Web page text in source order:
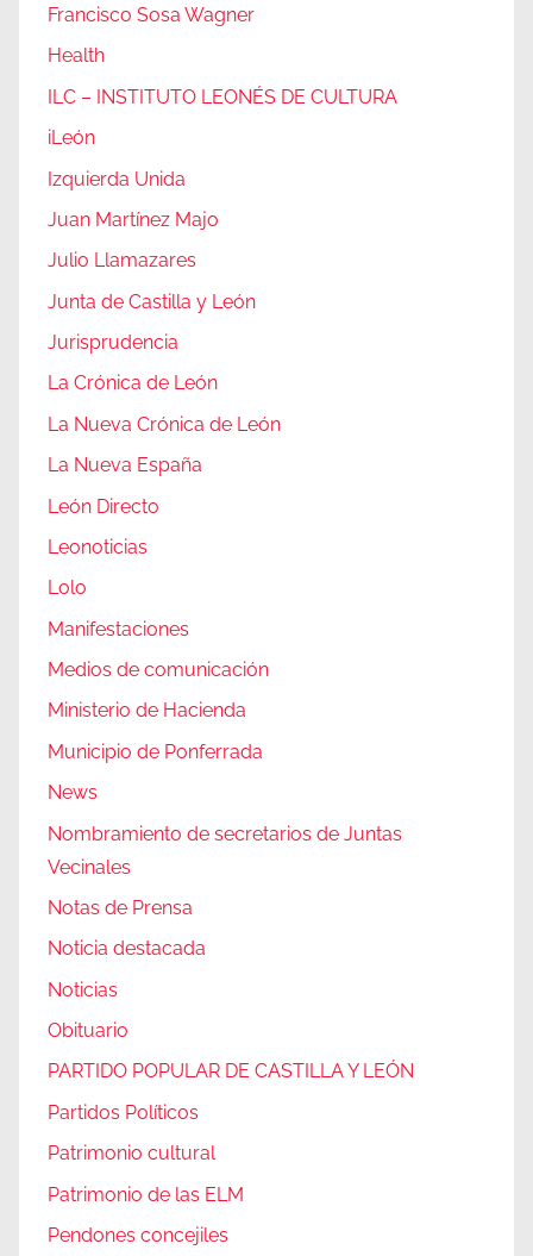
Francisco Sosa Wagner
Health
ILC – INSTITUTO LEONÉS DE CULTURA
iLeón
Izquierda Unida
Juan Martínez Majo
Julio Llamazares
Junta de Castilla y León
Jurisprudencia
La Crónica de León
La Nueva Crónica de León
La Nueva España
León Directo
Leonoticias
Lolo
Manifestaciones
Medios de comunicación
Ministerio de Hacienda
Municipio de Ponferrada
News
Nombramiento de secretarios de Juntas
Vecinales
Notas de Prensa
Noticia destacada
Noticias
Obituario
PARTIDO POPULAR DE CASTILLA Y LEÓN
Partidos Políticos
Patrimonio cultural
Patrimonio de las ELM
Pendones concejiles